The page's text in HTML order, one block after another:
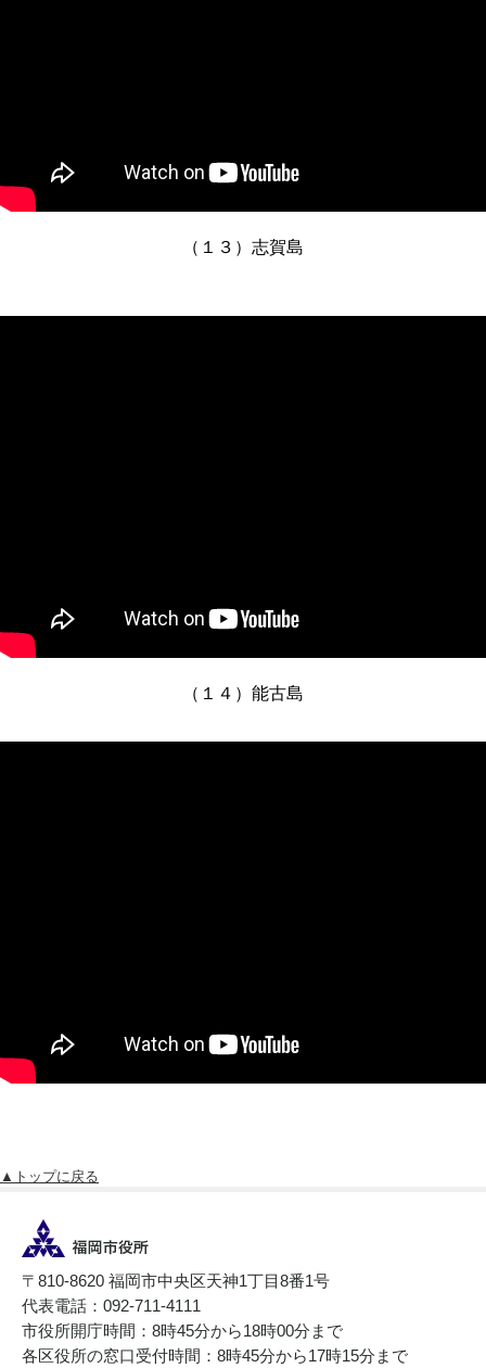
（１３）志賀島
（１４）能古島
▲トップに戻る
〒810-8620 福岡市中央区天神1丁目8番1号
代表電話：092-711-4111
市役所開庁時間：8時45分から18時00分まで
各区役所の窓口受付時間：8時45分から17時15分まで